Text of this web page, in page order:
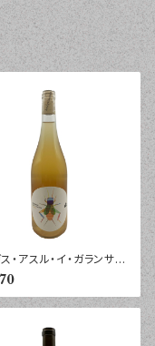
・アスル・イ・ガランサ
ヴィヴォ ブランコ ビ
２５年 ７５０ｍｌ